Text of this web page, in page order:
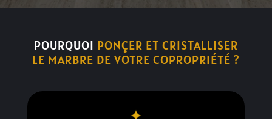
POURQUOI PONÇER ET CRISTALLISER
LE MARBRE DE VOTRE COPROPRIÉTÉ ?